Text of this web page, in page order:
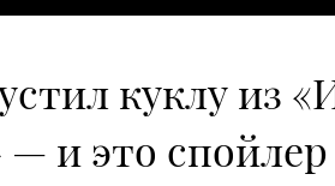
куклу из
и это спойлер